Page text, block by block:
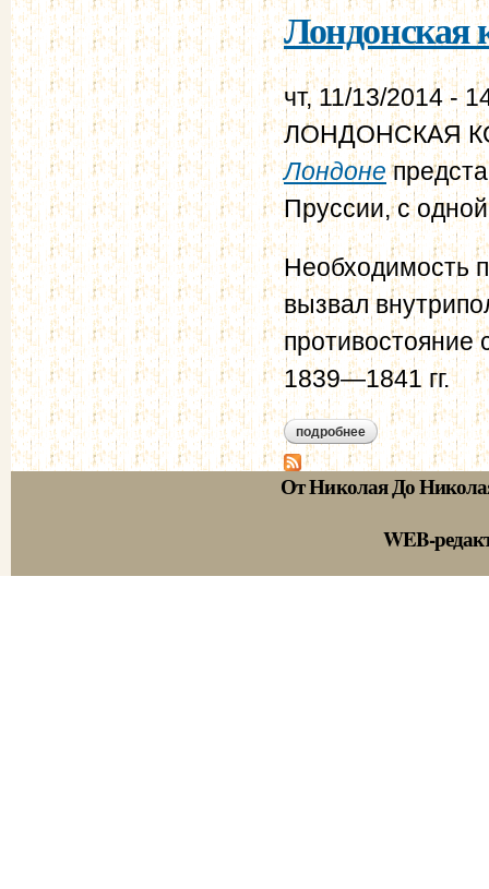
Лондонская
чт, 11/13/2014 -
ЛОНДОНСКАЯ
Лондоне
Пруссии, с
Необходимость
вызвал
противостояние
1839—1841 гг.
подробнее о лондонская
От Николая До
WEB-